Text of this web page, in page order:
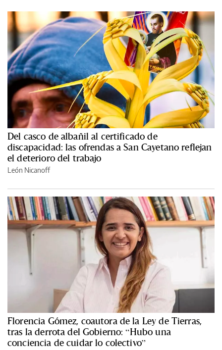
Del casco de albañil al certificado de
discapacidad: las ofrendas a San Cayetano reflejan
el deterioro del trabajo
León Nicanoff
Florencia Gómez, coautora de la Ley de Tierras,
tras la derrota del Gobierno: “Hubo una
conciencia de cuidar lo colectivo”